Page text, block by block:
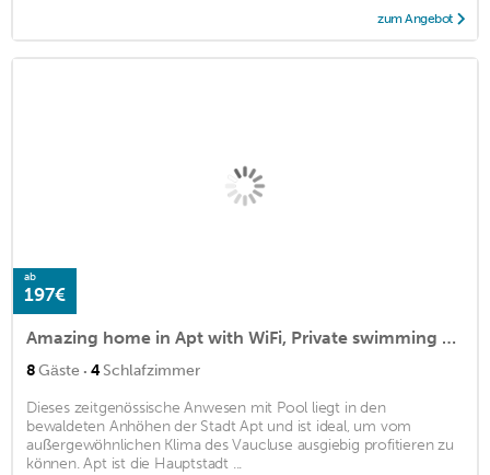
zum Angebot
ab
197€
Amazing home in Apt with WiFi, Private swimming pool and Outdoor swimming pool
8Gäste · 4Schlafzimmer
Dieses zeitgenössische Anwesen mit Pool liegt in den
bewaldeten Anhöhen der Stadt Apt und ist ideal, um vom
außergewöhnlichen Klima des Vaucluse ausgiebig profitieren zu
können. Apt ist die Hauptstadt ...